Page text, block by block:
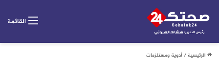
القائمة
الرئيسية/أدوية ومستلزمات